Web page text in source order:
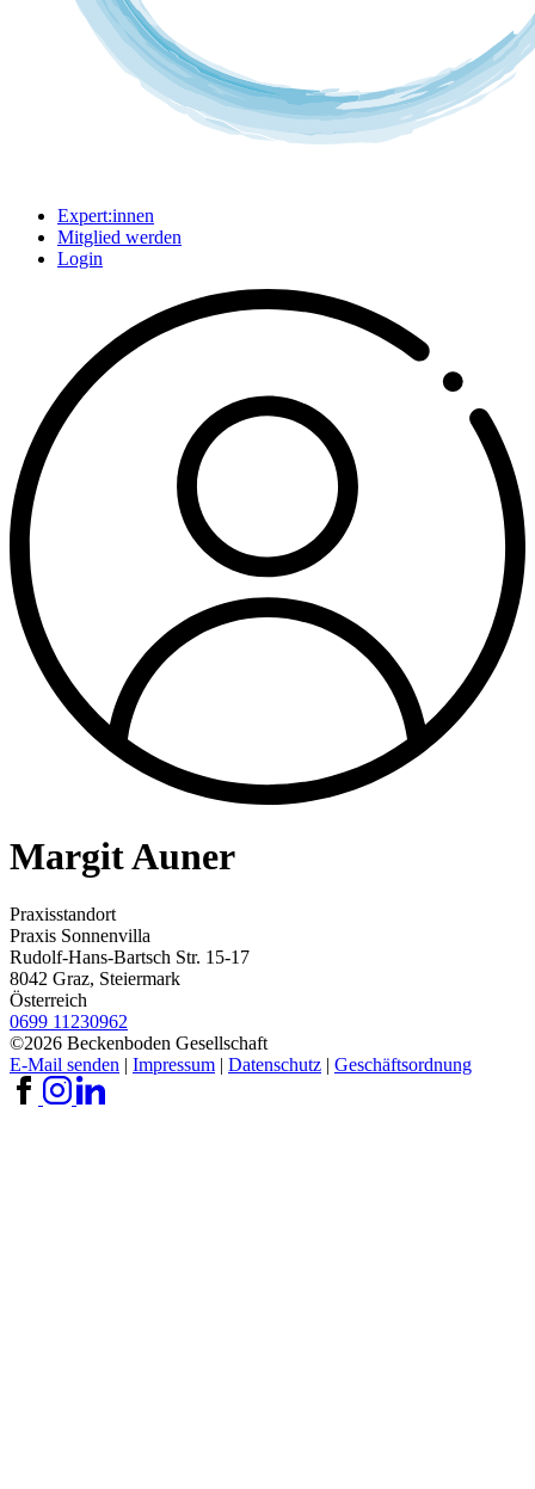
Expert:innen
Mitglied werden
Login
Margit Auner
Praxisstandort
Praxis Sonnenvilla
Rudolf-Hans-Bartsch Str. 15-17
8042 Graz, Steiermark
Österreich
0699 11230962
©2026 Beckenboden Gesellschaft
E-Mail senden
Impressum Datenschutz Geschäftsordnung